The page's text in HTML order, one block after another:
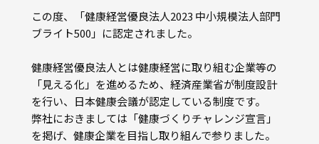
部門紹介
POLICY
HISTORY
この度、「健康経営優良法人2023 中小規模法人部門
ブライト500」に認定されました。
健康経営優良法人とは健康経営に取り組む企業等の
「見える化」を進めるため、経済産業省が制度設計
を行い、日本健康会議が認定している制度です。
弊社におきましては「健康づくりチャレンジ宣言」
を掲げ、健康企業を目指し取り組んで参りました。